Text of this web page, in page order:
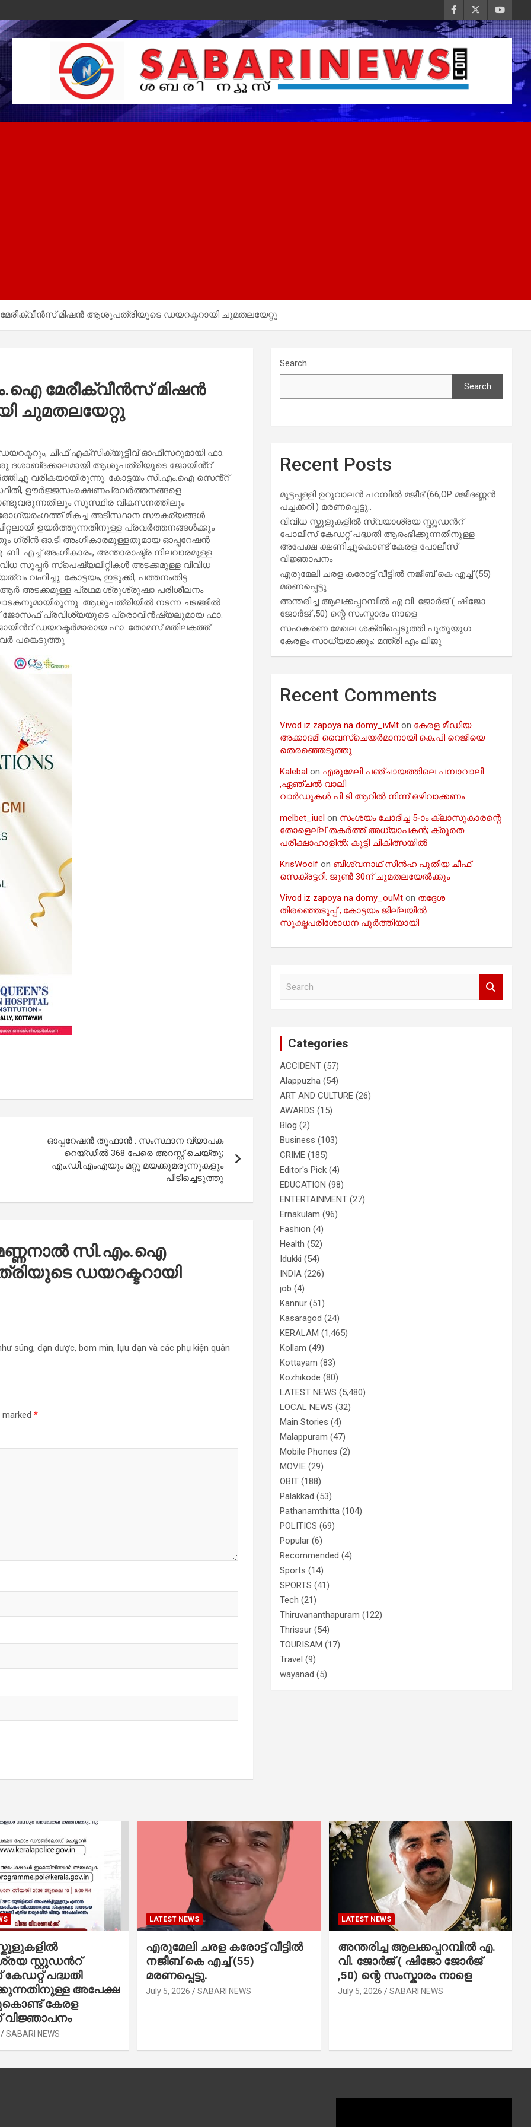
മേരീക്വീൻസ് മിഷൻ ആശുപത്രിയുടെ ഡയറക്ടറായി ചുമതലയേറ്റു
മേരീക്വീൻസ് മിഷൻ
ചുമതലയേറ്റു
ചീഫ് എക്സിക്യൂട്ടീവ് ഓഫീസറുമായി ഫാ.
ദശാബ്‌ദക്കാലമായി ആശുപത്രിയുടെ ജോയിൻ്റ്
വരികയായിരുന്നു. കോട്ടയം സി.എം.ഐ സെൻ്റ്
ഊർജ്ജസംരക്ഷണപ്രവർത്തനങ്ങളെ
സുസ്ഥിര വികസനത്തിലും
മികച്ച അടിസ്ഥാന സൗകര്യങ്ങൾ
ഉയർത്തുന്നതിനുള്ള പ്രവർത്തനങ്ങൾക്കും
ഗ്രീൻ ഓ.ടി അംഗീകാരമുള്ളതുമായ ഓപ്പറേഷൻ
എച്ച് അംഗീകാരം, അന്താരാഷ്ട്ര നിലവാരമുള്ള
സൂപ്പർ സ്പെഷ്യലിറ്റികൾ അടക്കമുള്ള വിവിധ
വഹിച്ചു. കോട്ടയം, ഇടുക്കി, പത്തനംതിട്ട
അടക്കമുള്ള പ്രഥമ ശ്രുശ്രുഷാ പരിശീലനം
ആശുപത്രിയിൽ നടന്ന ചടങ്ങിൽ
പ്രവിശ്യയുടെ പ്രൊവിൻഷ്യലുമായ ഫാ.
ഡയറക്ടർമാരായ ഫാ. തോമസ് മതിലകത്ത്
പങ്കെടുത്തു
ഓപ്പറേഷൻ തൂഫാൻ : സംസ്ഥാന വ്യാപക
റെയ്ഡിൽ 368 പേരെ അറസ്റ്റ് ചെയ്തു;
എം.ഡി.എംഎയും മറ്റു മയക്കുമരുന്നുകളും
പിടിച്ചെടുത്തു
മണ്ണനാൽ സി.എം.ഐ
ഡയറക്ടറായി
súng, đạn dược, bom mìn, lựu đạn và các phụ kiện quân
marked *
Search
Search
Recent Posts
മുട്ടപ്പള്ളി ഉറുവാലൻ പറമ്പിൽ മജീദ് (66,OP മജീദണ്ണൻ
പച്ചക്കറി ) മരണപ്പെട്ടു..
വിവിധ സ്കൂളുകളില്‍ സ്വയാശ്രയ സ്റ്റുഡന്‍റ്
പോലീസ് കേഡറ്റ് പദ്ധതി ആരംഭിക്കുന്നതിനുള്ള
അപേക്ഷ ക്ഷണിച്ചുകൊണ്ട് കേരള പോലീസ്
വിജ്ഞാപനം
എരുമേലി ചരള കരോട്ട് വീട്ടിൽ നജീബ് കെ എച്ച് (55)
മരണപ്പെട്ടു.
അന്തരിച്ച ആ​ല​ക്ക​പ്പ​റമ്പിൽ​ എ.​വി. ജോ​ർ​ജ് ( ഷിജോ
ജോർജ് ,50) ന്റെ സംസ്കാരം നാളെ
സഹകരണ മേഖല ശക്തിപ്പെടുത്തി പുതുയുഗ
കേരളം സാധ്യമാക്കും: മന്ത്രി എം ലിജു
Recent Comments
Vivod iz zapoya na domy_ivMt on കേരള മീഡിയ
അക്കാദമി വൈസ്ചെയർമാനായി കെ.പി റെജിയെ
തെരഞ്ഞെടുത്തു
Kalebal on എരുമേലി പഞ്ചായത്തിലെ പമ്പാവാലി
,ഏഞ്ചൽ വാലി
വാർഡുകൾ പി ടി ആറിൽ നിന്ന് ഒഴിവാക്കണം
melbet_iuel on സംശയം ചോദിച്ച 5-ാം ക്ലാസുകാരന്റെ
തോളെല്ല് തകർത്ത് അധ്യാപകൻ; ക്രൂരത
പരീക്ഷാഹാളിൽ; കുട്ടി ചികിത്സയിൽ
KrisWoolf on ബിശ്വനാഥ് സിൻഹ പുതിയ ചീഫ്
സെക്രട്ടറി: ജൂൺ 30ന് ചുമതലയേൽക്കും
Vivod iz zapoya na domy_ouMt on തദ്ദേശ
തിരഞ്ഞെടുപ്പ് ;.കോട്ടയം ജില്ലയിൽ
സൂക്ഷ്മപരിശോധന പൂർത്തിയായി
Categories
ACCIDENT (57)
Alappuzha (54)
ART AND CULTURE (26)
AWARDS (15)
Blog (2)
Business (103)
CRIME (185)
Editor's Pick (4)
EDUCATION (98)
ENTERTAINMENT (27)
Ernakulam (96)
Fashion (4)
Health (52)
Idukki (54)
INDIA (226)
job (4)
Kannur (51)
Kasaragod (24)
KERALAM (1,465)
Kollam (49)
Kottayam (83)
Kozhikode (80)
LATEST NEWS (5,480)
LOCAL NEWS (32)
Main Stories (4)
Malappuram (47)
Mobile Phones (2)
MOVIE (29)
OBIT (188)
Palakkad (53)
Pathanamthitta (104)
POLITICS (69)
Popular (6)
Recommended (4)
Sports (14)
SPORTS (41)
Tech (21)
Thiruvananthapuram (122)
Thrissur (54)
TOURISAM (17)
Travel (9)
wayanad (5)
സ്റ്റുഡന്‍റ്
പദ്ധതി
അപേക്ഷ
കേരള
SABARI NEWS
LATEST NEWS
എരുമേലി ചരള കരോട്ട് വീട്ടിൽ
നജീബ് കെ എച്ച് (55)
മരണപ്പെട്ടു.
July 5, 2026 SABARI NEWS
LATEST NEWS
അന്തരിച്ച ആ​ല​ക്ക​പ്പ​റമ്പിൽ​ എ.​
വി. ജോ​ർ​ജ് ( ഷിജോ ജോർജ്
,50) ന്റെ സംസ്കാരം നാളെ
July 5, 2026 SABARI NEWS